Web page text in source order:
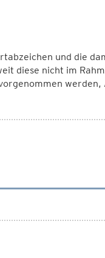
und die
diese nicht im